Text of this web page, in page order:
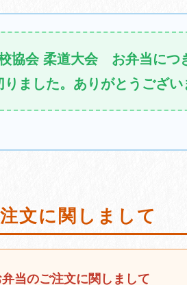
協会 柔道大会 お弁当につ
ました。ありがとうござい
文に関しまして
当のご注文に関しまして